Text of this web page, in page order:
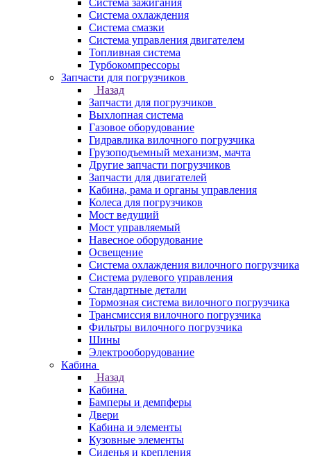
Система зажигания
Система охлаждения
Система смазки
Система управления двигателем
Топливная система
Турбокомпрессоры
Запчасти для погрузчиков
Назад
Запчасти для погрузчиков
Выхлопная система
Газовое оборудование
Гидравлика вилочного погрузчика
Грузоподъемный механизм, мачта
Другие запчасти погрузчиков
Запчасти для двигателей
Кабина, рама и органы управления
Колеса для погрузчиков
Мост ведущий
Мост управляемый
Навесное оборудование
Освещение
Система охлаждения вилочного погрузчика
Система рулевого управления
Стандартные детали
Тормозная система вилочного погрузчика
Трансмиссия вилочного погрузчика
Фильтры вилочного погрузчика
Шины
Электрооборудование
Кабина
Назад
Кабина
Бамперы и демпферы
Двери
Кабина и элементы
Кузовные элементы
Сиденья и крепления